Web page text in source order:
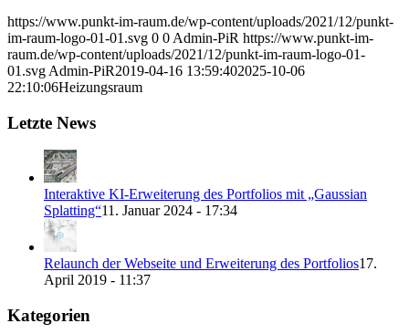
https://www.punkt-im-raum.de/wp-content/uploads/2021/12/punkt-
im-raum-logo-01-01.svg 0 0 Admin-PiR https://www.punkt-im-
raum.de/wp-content/uploads/2021/12/punkt-im-raum-logo-01-
01.svg Admin-PiR2019-04-16 13:59:402025-10-06
22:10:06Heizungsraum
Letzte News
Interaktive KI-Erweiterung des Portfolios mit „Gaussian
Splatting“11. Januar 2024 - 17:34
Relaunch der Webseite und Erweiterung des Portfolios17.
April 2019 - 11:37
Kategorien